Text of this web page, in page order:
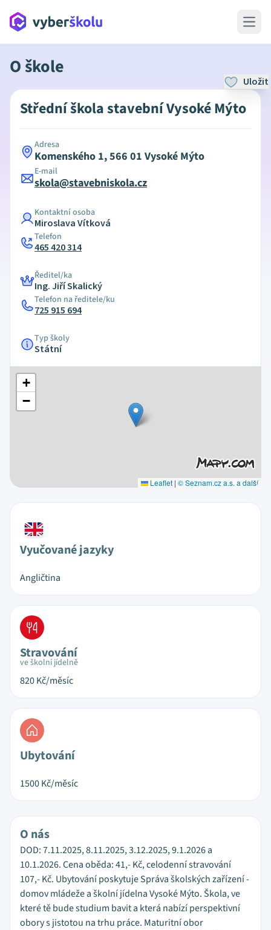
Open
O škole
Uložit
Střední škola stavební Vysoké Mýto
Adresa
Komenského 1, 566 01 Vysoké Mýto
E-mail
skola@stavebniskola.cz
Kontaktní osoba
Miroslava Vítková
Telefon
465 420 314
Ředitel/ka
Ing. Jiří Skalický
Telefon na ředitele/ku
725 915 694
Typ školy
Státní
+
−
Leaflet | © Seznam.cz a.s. a další
Vyučované jazyky
Angličtina
Stravování
ve školní jídelně
820Kč/měsíc
Ubytování
1500Kč/měsíc
O nás
DOD: 7.11.2025, 8.11.2025, 3.12.2025, 9.1.2026 a
10.1.2026. Cena oběda: 41,- Kč, celodenní stravování
107,- Kč. Ubytování poskytuje Správa školských zařízení -
domov mládeže a školní jídelna Vysoké Mýto. Škola, ve
které tě bude studium bavit a která nabízí perspektivní
obory s jistotou na trhu práce. Maturitní obor